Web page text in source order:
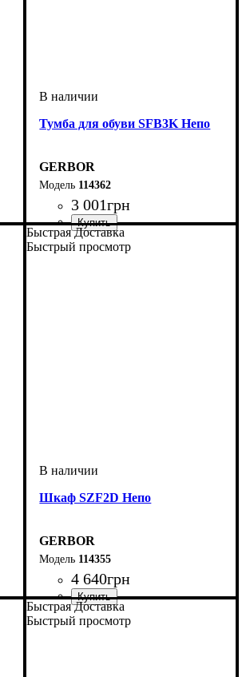
Тумба для обуви SFB3K Непо
GERBOR
114362
3 001грн
ширина, мм: 695
высота, мм: 1200
глубина, мм: 175
Быстрая Доставка
Быстрый просмотр
Шкаф SZF2D Непо
GERBOR
114355
4 640грн
ширина, мм: 800
высота, мм: 1965
глубина, мм: 540
Быстрая Доставка
Быстрый просмотр